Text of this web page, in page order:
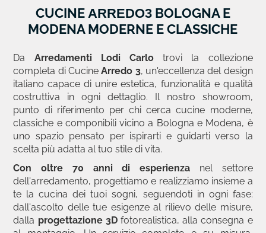
CUCINE ARREDO3BOLOGNA E
MODENA MODERNE E CLASSICHE
Da Arredamenti Lodi Carlo trovi la collezione
completa di CucineArredo 3, un'eccellenza del design
italiano capace di unire estetica, funzionalità e qualità
costruttiva in ogni dettaglio. Il nostro showroom,
punto di riferimento per chi cerca cucine moderne,
classiche e componibili vicino a Bologna e Modena, è
uno spazio pensato per ispirarti e guidarti verso la
scelta più adatta al tuo stile di vita.
Con oltre 70 anni di esperienza nel settore
dell'arredamento, progettiamo e realizziamo insieme a
te la cucina dei tuoi sogni, seguendoti in ogni fase:
dall'ascolto delle tue esigenze al rilievo delle misure,
dalla progettazione 3Dfotorealistica, alla consegna e